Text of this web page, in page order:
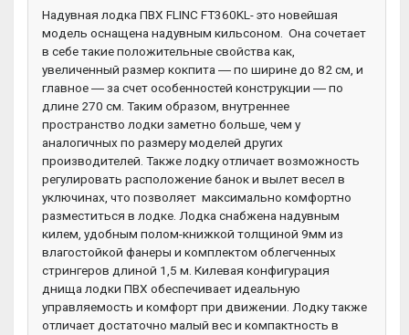
Надувная лодка ПВХ FLINC FT360KL- это новейшая
модель оснащена надувным кильсоном. Она сочетает
в себе такие положительные свойства как,
увеличенный размер кокпита ― по ширине до 82 см, и
главное ― за счет особенностей конструкции ― по
длине 270 см. Таким образом, внутреннее
пространство лодки заметно больше, чем у
аналогичных по размеру моделей других
производителей. Также лодку отличает возможность
регулировать расположение банок и вылет весел в
уключинах, что позволяет максимально комфортно
разместиться в лодке. Лодка снабжена надувным
килем, удобным полом-книжкой толщиной 9мм из
влагостойкой фанеры и комплектом облегченных
стрингеров длиной 1,5 м. Килевая конфигурация
днища лодки ПВХ обеспечивает идеальную
управляемость и комфорт при движении. Лодку также
отличает достаточно малый вес и компактность в